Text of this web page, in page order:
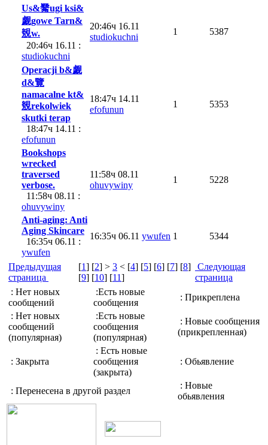
Us&觺ugi ksi&
觑gowe Tarn&
覫w.
20:46ч 16.11 :
studiokuchni
20:46ч 16.11
studiokuchni
1 5387
Operacji b&觑
d&覽
namacalne kt&
覫rekolwiek
skutki terap
18:47ч 14.11 :
efofunun
18:47ч 14.11
efofunun
1 5353
Bookshops
wrecked
traversed
verbose.
11:58ч 08.11 :
ohuvywiny
11:58ч 08.11
ohuvywiny
1 5228
Anti-aging: Anti
Aging Skincare
16:35ч 06.11 :
ywufen
16:35ч 06.11 ywufen 1 5344
Предыдущая
страница
[1] [2] > 3 < [4] [5] [6] [7] [8]
[9] [10] [11]
Следующая
страница
: Нет новых
сообщений
:Есть новые
сообщения
: Прикреплена
: Нет новых
сообщений
(популярная)
:Есть новые
сообщения
(популярная)
: Новые сообщения
(прикрепленная)
: Закрыта
: Есть новые
сообщения
(закрыта)
: Обьявление
: Перенесена в другой раздел
: Новые
обьявления